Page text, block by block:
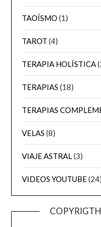
TAOÍSMO (1)
TAROT (4)
TERAPIA HOLÍSTICA
TERAPIAS (18)
TERAPIAS
VELAS (8)
VIAJE ASTRAL(3)
VIDEOS YOUTUBE(24)